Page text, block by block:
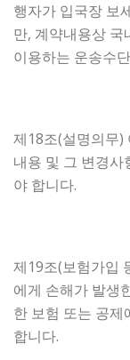
행자가 입국장 보
만, 계약내용상 국
이용하는 운송수
제18조(설명의무)
내용 및 그 변경사
야 합니다.
제19조(보험가입
에게 손해가 발생
한 보험 또는 공
합니다.